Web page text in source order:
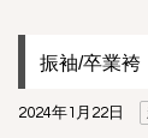
振袖/卒業
2024年1月22日